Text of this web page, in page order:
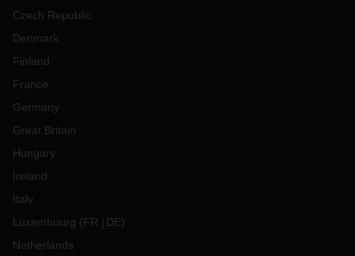
Czech Republic
Denmark
Finland
France
Germany
Great Britain
Hungary
Ireland
Italy
Luxembourg (FR DE)
Netherlands